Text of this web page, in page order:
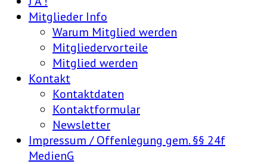
Mitglieder Info
Warum Mitglied werden
Mitgliedervorteile
Mitglied werden
Kontakt
Kontaktdaten
Kontaktformular
Newsletter
Impressum / Offenlegung gem. §§ 24f
MedienG